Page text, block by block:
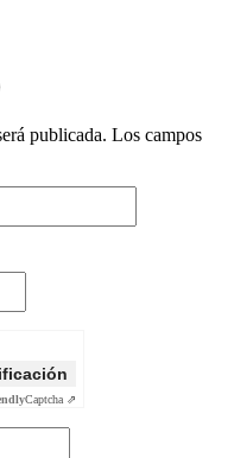
publicada. Los campos
Captcha ⇗